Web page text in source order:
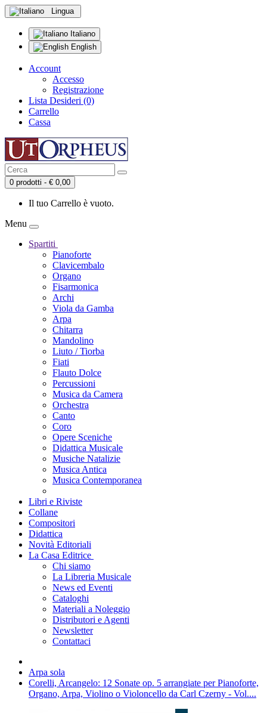
Lingua
Italiano
English
Account
Accesso
Registrazione
Lista Desideri (0)
Carrello
Cassa
0 prodotti - € 0,00
Il tuo Carrello è vuoto.
Menu
Spartiti
Pianoforte
Clavicembalo
Organo
Fisarmonica
Archi
Viola da Gamba
Arpa
Chitarra
Mandolino
Liuto / Tiorba
Fiati
Flauto Dolce
Percussioni
Musica da Camera
Orchestra
Canto
Coro
Opere Sceniche
Didattica Musicale
Musiche Natalizie
Musica Antica
Musica Contemporanea
Libri e Riviste
Collane
Compositori
Didattica
Novità Editoriali
La Casa Editrice
Chi siamo
La Libreria Musicale
News ed Eventi
Cataloghi
Materiali a Noleggio
Distributori e Agenti
Newsletter
Contattaci
Arpa sola
Corelli, Arcangelo: 12 Sonate op. 5 arrangiate per Pianoforte,
Organo, Arpa, Violino o Violoncello da Carl Czerny - Vol....